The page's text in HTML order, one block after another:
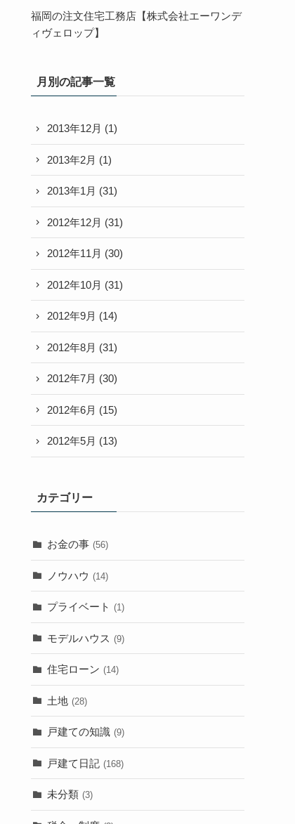
福岡の注文住宅工務店【株式会社エーワンデ
ィヴェロップ】
月別の記事一覧
2013年12月 (1)
2013年2月 (1)
2013年1月 (31)
2012年12月 (31)
2012年11月 (30)
2012年10月 (31)
2012年9月 (14)
2012年8月 (31)
2012年7月 (30)
2012年6月 (15)
2012年5月 (13)
カテゴリー
お金の事 (56)
ノウハウ (14)
プライベート (1)
モデルハウス (9)
住宅ローン (14)
土地 (28)
戸建ての知識 (9)
戸建て日記 (168)
未分類 (3)